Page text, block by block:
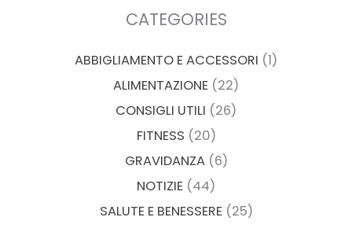
CATEGORIES
ABBIGLIAMENTO E ACCESSORI (1)
ALIMENTAZIONE (22)
CONSIGLI UTILI (26)
FITNESS (20)
GRAVIDANZA(6)
NOTIZIE (44)
SALUTE E BENESSERE(25)